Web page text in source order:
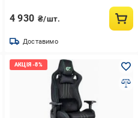
4 930 ₴/шт.
Доставимо